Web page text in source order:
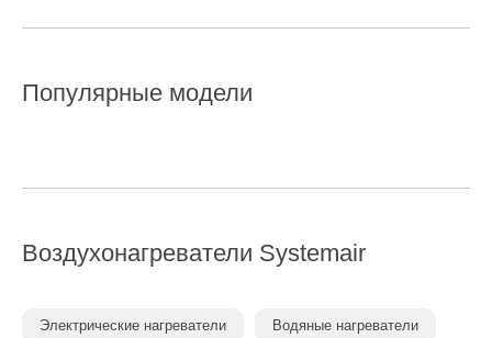
Популярные модели
Воздухонагреватели Systemair
Электрические нагреватели Водяные нагреватели